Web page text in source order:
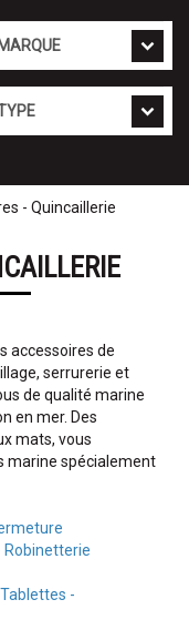
- Quincaillerie
accessoires de
serrurerie et
de qualité marine
en mer. Des
mats, vous
marine spécialement
Robinetterie
-